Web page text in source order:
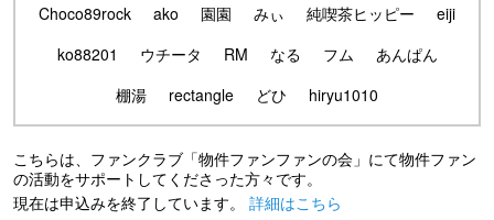
Choco89rock
ako 園園 みぃ 純喫茶ヒッピー
eiji
ko88201
ウチータ RM なる フム
あんぱん
棚湯
rectangle どひ hiryu1010
こちらは、ファンクラブ「物件ファンファンの会」にて物件ファン
の活動をサポートしてくださった方々です。
現在は申込みを終了しています。 詳細はこちら